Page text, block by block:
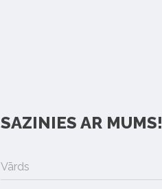
SAZINIES AR MUMS!
Vārds